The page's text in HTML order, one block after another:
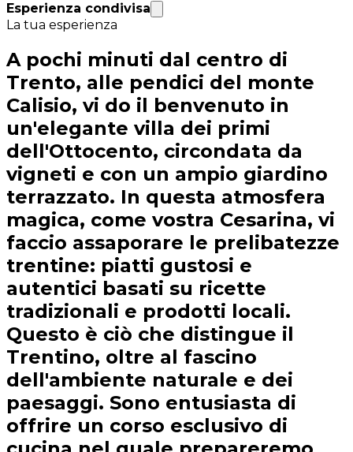
Esperienza condivisa
La tua esperienza
A pochi minuti dal centro di
Trento, alle pendici del monte
Calisio, vi do il benvenuto in
un'elegante villa dei primi
dell'Ottocento, circondata da
vigneti e con un ampio giardino
terrazzato. In questa atmosfera
magica, come vostra Cesarina, vi
faccio assaporare le prelibatezze
trentine: piatti gustosi e
autentici basati su ricette
tradizionali e prodotti locali.
Questo è ciò che distingue il
Trentino, oltre al fascino
dell'ambiente naturale e dei
paesaggi. Sono entusiasta di
offrire un corso esclusivo di